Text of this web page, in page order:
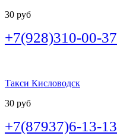
30 руб
+7(928)310-00-37
Такси Кисловодск
30 руб
+7(87937)6-13-13